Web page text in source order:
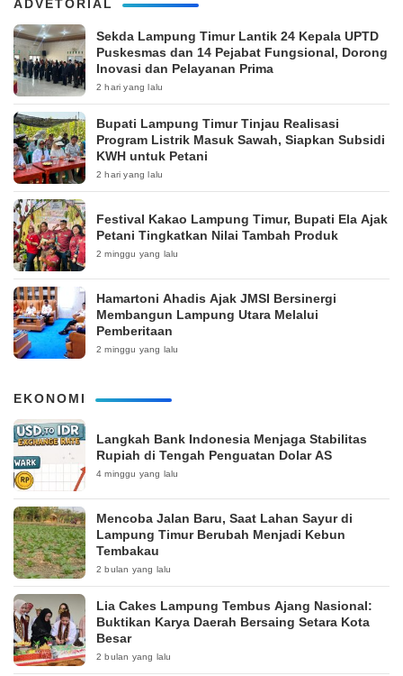
ADVETORIAL
‎Sekda Lampung Timur Lantik 24 Kepala UPTD
Puskesmas dan 14 Pejabat Fungsional, Dorong
Inovasi dan Pelayanan Prima
2 hari yang lalu
Bupati Lampung Timur Tinjau Realisasi
Program Listrik Masuk Sawah, Siapkan Subsidi
KWH untuk Petani
2 hari yang lalu
‎Festival Kakao Lampung Timur, Bupati Ela Ajak
Petani Tingkatkan Nilai Tambah Produk
2 minggu yang lalu
Hamartoni Ahadis Ajak JMSI Bersinergi
Membangun Lampung Utara Melalui
Pemberitaan
2 minggu yang lalu
EKONOMI
Langkah Bank Indonesia Menjaga Stabilitas
Rupiah di Tengah Penguatan Dolar AS
4 minggu yang lalu
Mencoba Jalan Baru, Saat Lahan Sayur di
Lampung Timur Berubah Menjadi Kebun
Tembakau
2 bulan yang lalu
Lia Cakes Lampung Tembus Ajang Nasional:
Buktikan Karya Daerah Bersaing Setara Kota
Besar
2 bulan yang lalu